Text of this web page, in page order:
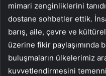
mimari zenginliklerini
dostane sohbetler ettik.
barış, aile, çevre ve
üzerine fikir paylaşımında
buluşmaların ülkelerimiz
kuvvetlendirmesini